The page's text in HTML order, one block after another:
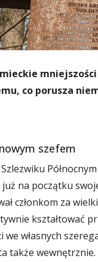
co porusza
szefem
na początku
członkom za
kształtować
własnych
także wewnętrznie.